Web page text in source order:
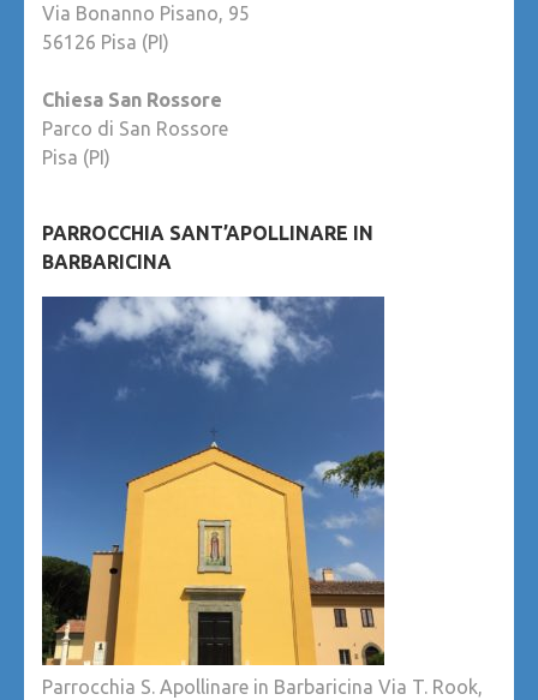
Via Bonanno Pisano, 95
56126 Pisa (PI)
Chiesa San Rossore
Parco di San Rossore
Pisa (PI)
PARROCCHIA SANT’APOLLINARE IN
BARBARICINA
Parrocchia S. Apollinare in Barbaricina Via T. Rook,